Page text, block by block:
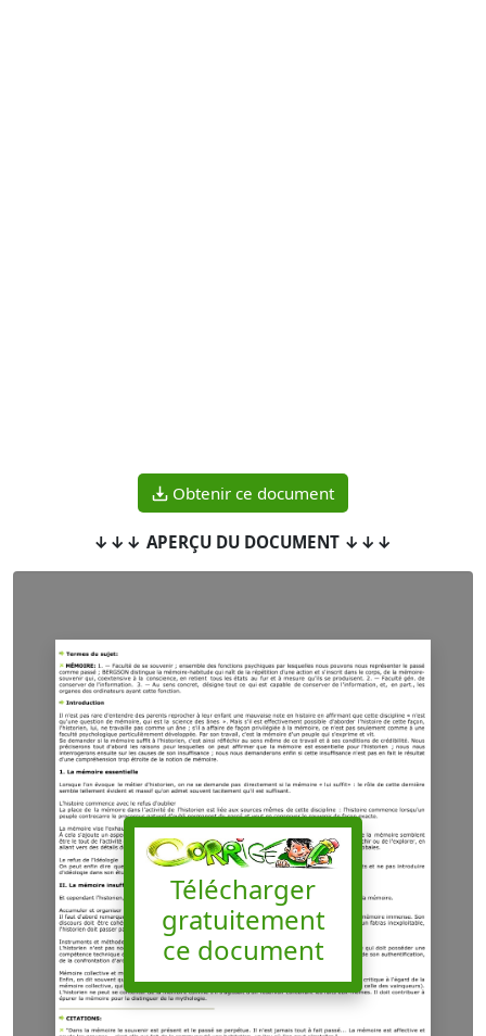
Obtenir ce document
↓↓↓ APERÇU DU DOCUMENT ↓↓↓
Télécharger
gratuitement
ce document